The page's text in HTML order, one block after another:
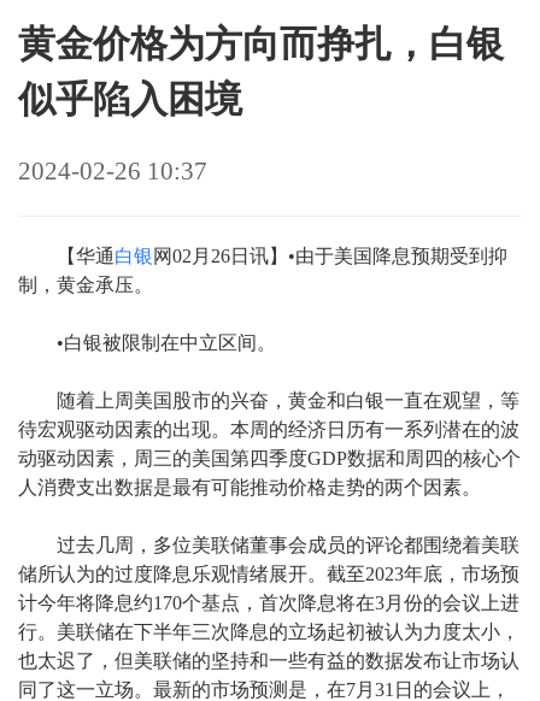
黄金价格为方向而挣扎，白银
似乎陷入困境
2024-02-26 10:37
【华通白银 网02月26日讯】•由于美国降息预期受到抑
制，黄金承压。
•白银被限制在中立区间。
随着上周美国股市的兴奋，黄金和白银一直在观望，等
待宏观驱动因素的出现。本周的经济日历有一系列潜在的波
动驱动因素，周三的美国第四季度GDP数据和周四的核心个
人消费支出数据是最有可能推动价格走势的两个因素。
过去几周，多位美联储董事会成员的评论都围绕着美联
储所认为的过度降息乐观情绪展开。截至2023年底，市场预
计今年将降息约170个基点，首次降息将在3月份的会议上进
行。美联储在下半年三次降息的立场起初被认为力度太小，
也太迟了，但美联储的坚持和一些有益的数据发布让市场认
同了这一立场。最新的市场预测是，在7月31日的会议上，